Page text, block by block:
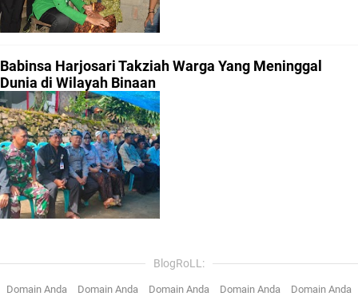
Babinsa Harjosari Takziah Warga Yang Meninggal
Dunia di Wilayah Binaan
BlogRoLL:
Domain Anda Domain Anda Domain Anda Domain Anda Domain Anda